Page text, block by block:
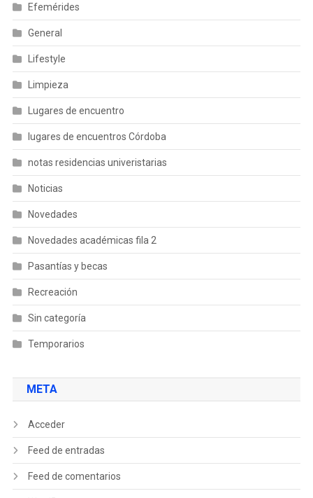
Efemérides
General
Lifestyle
Limpieza
Lugares de encuentro
lugares de encuentros Córdoba
notas residencias univeristarias
Noticias
Novedades
Novedades académicas fila 2
Pasantías y becas
Recreación
Sin categoría
Temporarios
META
Acceder
Feed de entradas
Feed de comentarios